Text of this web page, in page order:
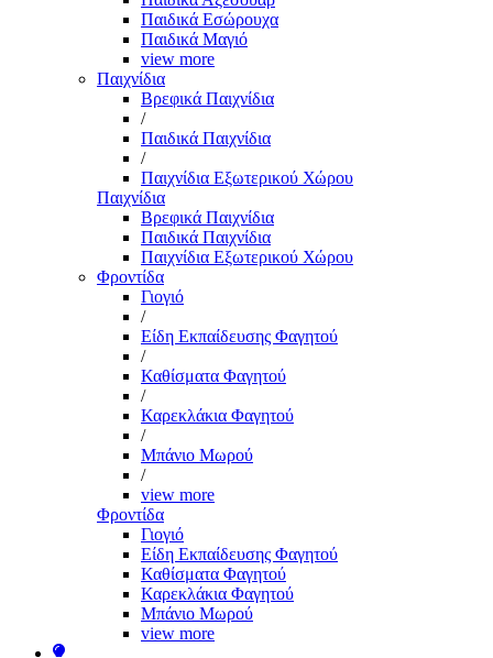
Παιδικά Εσώρουχα
Παιδικά Μαγιό
view more
Παιχνίδια
Βρεφικά Παιχνίδια
/
Παιδικά Παιχνίδια
/
Παιχνίδια Εξωτερικού Χώρου
Παιχνίδια
Βρεφικά Παιχνίδια
Παιδικά Παιχνίδια
Παιχνίδια Εξωτερικού Χώρου
Φροντίδα
Γιογιό
/
Είδη Εκπαίδευσης Φαγητού
/
Καθίσματα Φαγητού
/
Καρεκλάκια Φαγητού
/
Μπάνιο Μωρού
/
view more
Φροντίδα
Γιογιό
Είδη Εκπαίδευσης Φαγητού
Καθίσματα Φαγητού
Καρεκλάκια Φαγητού
Μπάνιο Μωρού
view more